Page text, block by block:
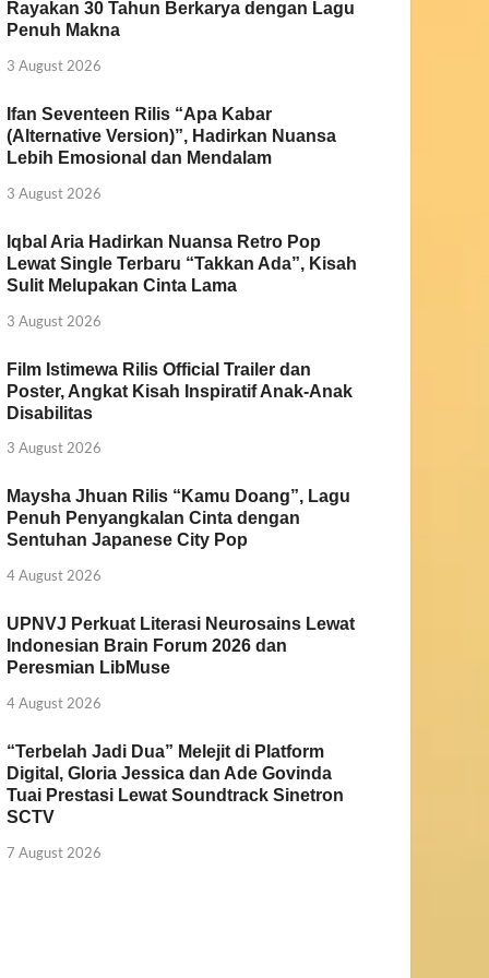
Rayakan 30 Tahun Berkarya dengan Lagu
Penuh Makna
3 August 2026
Ifan Seventeen Rilis “Apa Kabar
(Alternative Version)”, Hadirkan Nuansa
Lebih Emosional dan Mendalam
3 August 2026
Iqbal Aria Hadirkan Nuansa Retro Pop
Lewat Single Terbaru “Takkan Ada”, Kisah
Sulit Melupakan Cinta Lama
3 August 2026
Film Istimewa Rilis Official Trailer dan
Poster, Angkat Kisah Inspiratif Anak-Anak
Disabilitas
3 August 2026
Maysha Jhuan Rilis “Kamu Doang”, Lagu
Penuh Penyangkalan Cinta dengan
Sentuhan Japanese City Pop
4 August 2026
UPNVJ Perkuat Literasi Neurosains Lewat
Indonesian Brain Forum 2026 dan
Peresmian LibMuse
4 August 2026
“Terbelah Jadi Dua” Melejit di Platform
Digital, Gloria Jessica dan Ade Govinda
Tuai Prestasi Lewat Soundtrack Sinetron
SCTV
7 August 2026